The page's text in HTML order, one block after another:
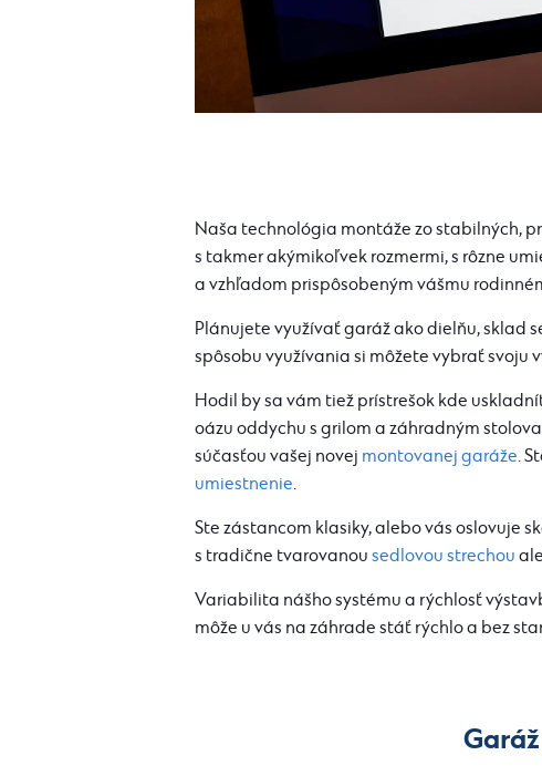
Naša technológia montáže zo stabilných,
s takmer akýmikoľvek rozmermi, s rôzne
a vzhľadom prispôsobeným vášmu
Plánujete využívať garáž ako dielňu, sklad
spôsobu využívania si môžete vybrať svoju
Hodil by sa vám tiež prístrešok kde
oázu oddychu s grilom a záhradným
súčasťou vašej novej montovanej garáže.
umiestnenie.
Ste zástancom klasiky, alebo vás oslovuje
s tradične tvarovanou sedlovou strechou
Variabilita nášho systému a rýchlosť
môže u vás na záhrade stáť rýchlo a bez